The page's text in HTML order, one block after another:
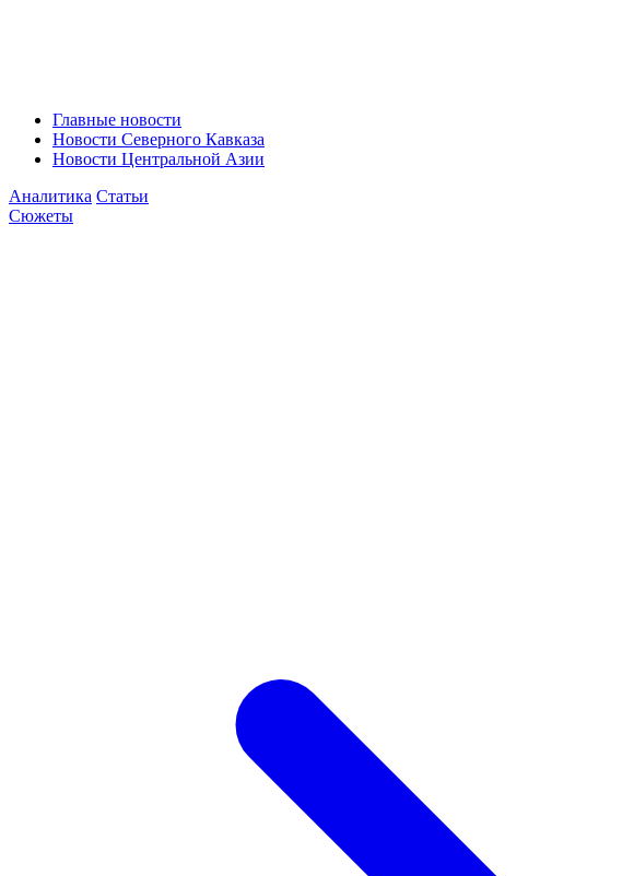
Главные новости
Новости Северного Кавказа
Новости Центральной Азии
Аналитика Статьи
Сюжеты